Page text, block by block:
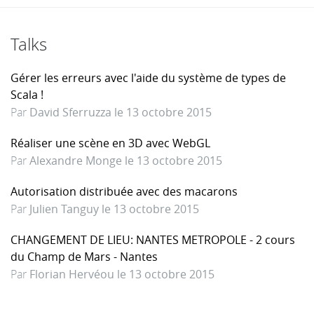
Talks
Gérer les erreurs avec l'aide du système de types de
Scala !
Par David Sferruzza le 13 octobre 2015
Réaliser une scène en 3D avec WebGL
ParAlexandre Monge le 13 octobre 2015
Autorisation distribuée avec des macarons
Par Julien Tanguy le 13 octobre 2015
CHANGEMENT DE LIEU: NANTES METROPOLE - 2 cours
du Champ de Mars - Nantes
Par Florian Hervéou le 13 octobre 2015